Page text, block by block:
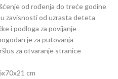
od rođenja do treće godine
zavisnosti od uzrasta deteta
i podloga za povijanje
je za putovanja
za otvaranje stranice
cm